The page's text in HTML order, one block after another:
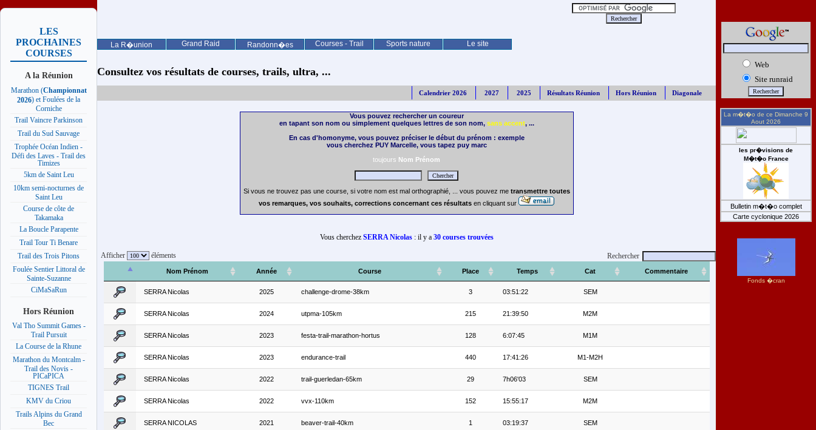
La R�union Grand Raid Randonn�es Courses - Trail Sports nature Le site
LES
PROCHAINES
COURSES
A la Réunion
Marathon (Championnat
2026) et Foulées de la
Corniche
Trail Vaincre Parkinson
Trail du Sud Sauvage
Trophée Océan Indien -
Défi des Laves - Trail des
Timizes
5km de Saint Leu
10km semi-nocturnes de
Saint Leu
Course de côte de
Takamaka
La Boucle Parapente
Trail Tour Ti Benare
Trail des Trois Pitons
Foulée Sentier Littoral de
Sainte-Suzanne
CiMaSaRun
Hors Réunion
Val Tho Summit Games -
Trail Pursuit
La Course de la Rhune
Marathon du Montcalm -
Trail des Novis -
PICaPICA
TIGNES Trail
KMV du Criou
Trails Alpins du Grand
Bec
Consultez vos résultats de courses, trails, ultra, ...
Calendrier 2026 2027 2025 Résultats Réunion Hors Réunion Diagonale
Vous pouvez rechercher un coureur
en tapant son nom ou simplement quelques lettres de son nom, sans accent, ...
En cas d'homonyme, vous pouvez préciser le début du prénom : exemple
vous cherchez PUY Marcelle, vous tapez puy marc
toujours Nom Prénom
Si vous ne trouvez pas une course, si votre nom est mal orthographié, ... vous pouvez me transmettre toutes
vos remarques, vos souhaits, corrections concernant ces résultats en cliquant sur
Vous cherchez SERRA Nicolas: il y a 30 courses trouvées
Afficher éléments Rechercher
Nom Prénom Année Course Place Temps Cat Commentaire
SERRA Nicolas 2025 challenge-drome-38km 3 03:51:22 SEM
SERRA Nicolas 2024 utpma-105km 215 21:39:50 M2M
SERRA Nicolas 2023 festa-trail-marathon-hortus 128 6:07:45 M1M
SERRA Nicolas 2023 endurance-trail 440 17:41:26 M1-M2H
SERRA Nicolas 2022 trail-guerledan-65km 29 7h06'03 SEM
SERRA Nicolas 2022 vvx-110km 152 15:55:17 M2M
SERRA NICOLAS 2021 beaver-trail-40km 1 03:19:37 SEM
Web
Site runraid
La m�t�o de ce Dimanche 9
Aout 2026
les pr�visions de
M�t�o France
Bulletin m�t�o complet
Carte cyclonique 2026
Fonds �cran